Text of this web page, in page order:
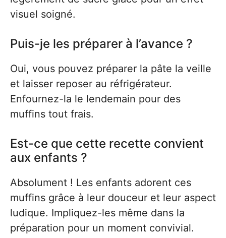
visuel soigné.
Puis-je les préparer à l’avance ?
Oui, vous pouvez préparer la pâte la veille
et laisser reposer au réfrigérateur.
Enfournez-la le lendemain pour des
muffins tout frais.
Est-ce que cette recette convient
aux enfants ?
Absolument ! Les enfants adorent ces
muffins grâce à leur douceur et leur aspect
ludique. Impliquez-les même dans la
préparation pour un moment convivial.